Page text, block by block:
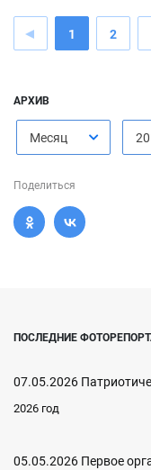
1 2
АРХИВ
Месяц
Поделиться
ПОСЛЕДНИЕ
07.05.2026
2026 год
05.05.2026 Первое